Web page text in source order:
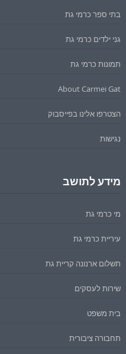
בתי ספר כרמי גת
גני ילדים כרמי גת
תמונות כרמי גת
About Carmei Gat
הצטרפו אלינו בפייסבוק
נגישות
מידע לתושב
מי כרמי גת
עיריית כרמי גת
תשלום ארנונה קריית גת
שירות לעסקים
בית משפט
תחבורה ציבורית